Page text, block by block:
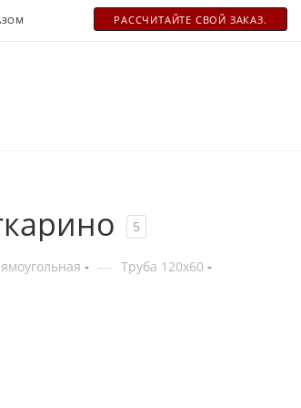
РАСCЧИТАЙТЕ СВОЙ ЗАКАЗ.
5
— Труба 120x60